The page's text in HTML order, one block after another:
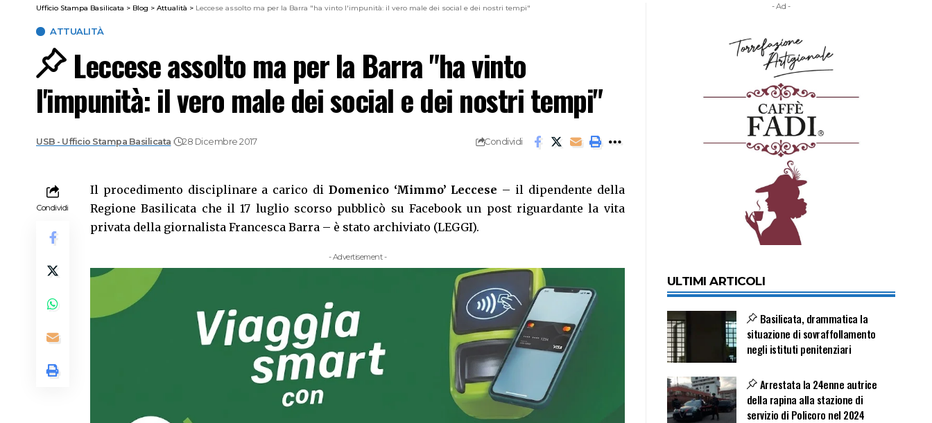
Ufficio Stampa Basilicata > Blog > Attualità > Leccese assolto ma per la Barra "ha vinto l'impunità: il vero male dei social e dei nostri tempi"
ATTUALITÀ
Leccese assolto ma per la Barra "ha vinto
l'impunità: il vero male dei social e dei nostri tempi"
USB - Ufficio Stampa Basilicata 28 Dicembre 2017 Condividi
Condividi
Il procedimento disciplinare a carico di Domenico ‘Mimmo’ Leccese – il dipendente della
Regione Basilicata che il 17 luglio scorso pubblicò su Facebook un post riguardante la vita
privata della giornalista Francesca Barra – è stato archiviato (LEGGI).
- Advertisement -
- Ad -
ULTIMI ARTICOLI
Basilicata, drammatica la
situazione di sovraffollamento
negli istituti penitenziari
Arrestata la 24enne autrice
della rapina alla stazione di
servizio di Policoro nel 2024